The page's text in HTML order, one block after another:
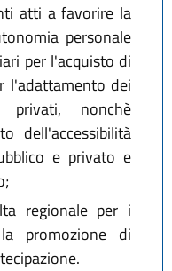
atti a favorire la
personale
per l'acquisto di
l'adattamento dei
privati, nonchè
dell'accessibilità
e privato e
regionale per i
promozione di